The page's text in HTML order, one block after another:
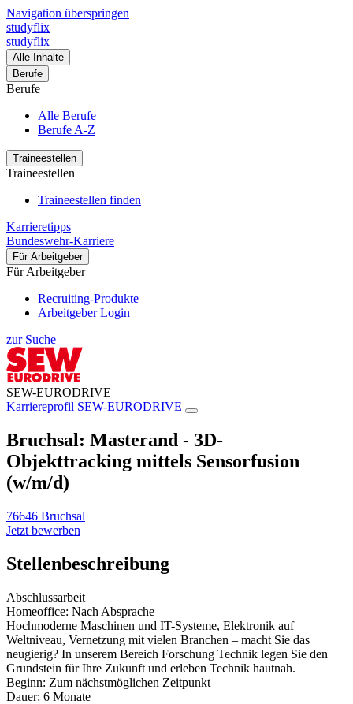
Navigation überspringen
studyflix
studyflix
Alle Inhalte
Berufe
Berufe
Alle Berufe
Berufe A-Z
Traineestellen
Traineestellen
Traineestellen finden
Karrieretipps
Bundeswehr-Karriere
Für Arbeitgeber
Für Arbeitgeber
Recruiting-Produkte
Arbeitgeber Login
zur Suche
SEW-EURODRIVE
Karriereprofil SEW-EURODRIVE
Bruchsal: Masterand - 3D-
Objekttracking mittels Sensorfusion
(w/m/d)
76646 Bruchsal
Jetzt bewerben
Stellenbeschreibung
Abschlussarbeit
Homeoffice: Nach Absprache
Hochmoderne Maschinen und IT-Systeme, Elektronik auf
Weltniveau, Vernetzung mit vielen Branchen – macht Sie das
neugierig? In unserem Bereich Forschung Technik legen Sie den
Grundstein für Ihre Zukunft und erleben Technik hautnah.
Beginn: Zum nächstmöglichen Zeitpunkt
Dauer: 6 Monate